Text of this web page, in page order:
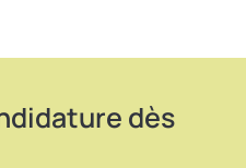
dès